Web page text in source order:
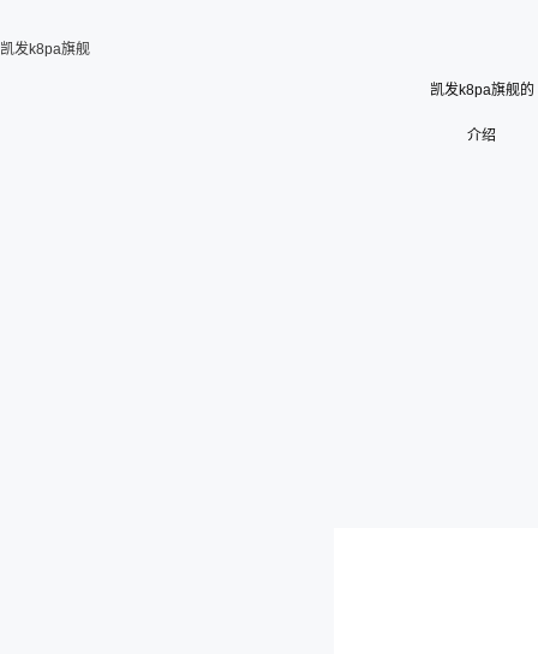
凯发k8pa旗舰
凯发k8pa旗舰的
介绍